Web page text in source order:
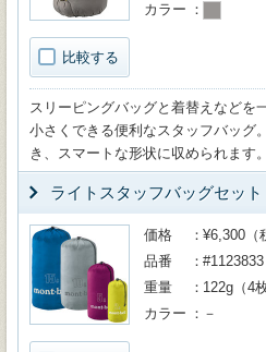
比較する
カラー
スリーピングバッグと着替えなどを
小さくできる便利なスタッフバッグ
き、スマートな形状に収められます。
ライトスタッフバッグセット
価格
¥6,300（
品番
#1123833
重量
122g（4
カラー
－